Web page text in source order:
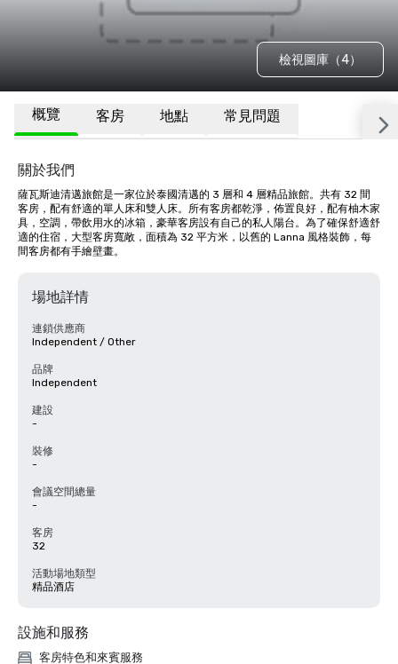
檢視圖庫（4）
概覽 客房 地點 常見問題
關於我們
薩瓦斯迪清邁旅館是一家位於泰國清邁的 3 層和 4 層精品旅館。共有 32 間
客房，配有舒適的單人床和雙人床。所有客房都乾淨，佈置良好，配有柚木家
具，空調，帶飲用水的冰箱，豪華客房設有自己的私人陽台。為了確保舒適舒
適的住宿，大型客房寬敞，面積為 32 平方米，以舊的 Lanna 風格裝飾，每
間客房都有手繪壁畫。
場地詳情
連鎖供應商
Independent / Other
品牌
Independent
建設
-
裝修
-
會議空間總量
-
客房
32
活動場地類型
精品酒店
設施和服務
客房特色和來賓服務